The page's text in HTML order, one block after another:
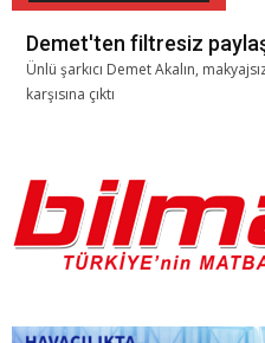
Demet'ten filtresiz
Ünlü şarkıcı Demet Akalın,
karşısına çıktı